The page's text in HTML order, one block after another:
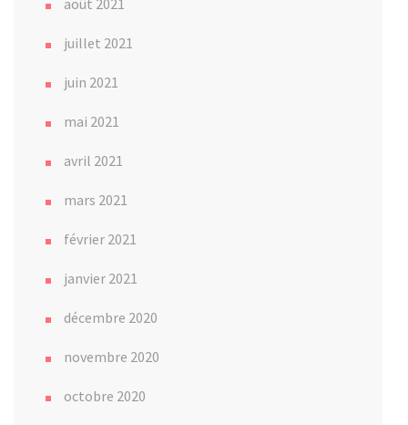
août 2021
juillet 2021
juin 2021
mai 2021
avril 2021
mars 2021
février 2021
janvier 2021
décembre 2020
novembre 2020
octobre 2020